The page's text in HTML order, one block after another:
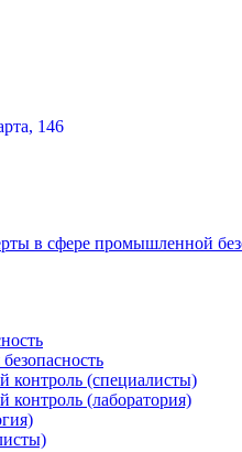
146
контроль (специалисты)
(лаборатория)